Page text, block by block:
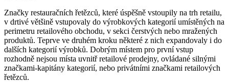
Značky restauračních řetězců, které úspěšně vstoupily na trh retailu,
v drtivé většině vstupovaly do výrobkových kategorií umístěných na
perimetru retailového obchodu, v sekci čerstvých nebo mražených
produktů. Teprve ve druhém kroku některé z nich expandovaly i do
dalších kategorií výrobků. Dobrým místem pro první vstup
rozhodně nejsou místa uvnitř retailové prodejny, ovládané silnými
značkami-kapitány kategorií, nebo privátními značkami retailových
řetězců.